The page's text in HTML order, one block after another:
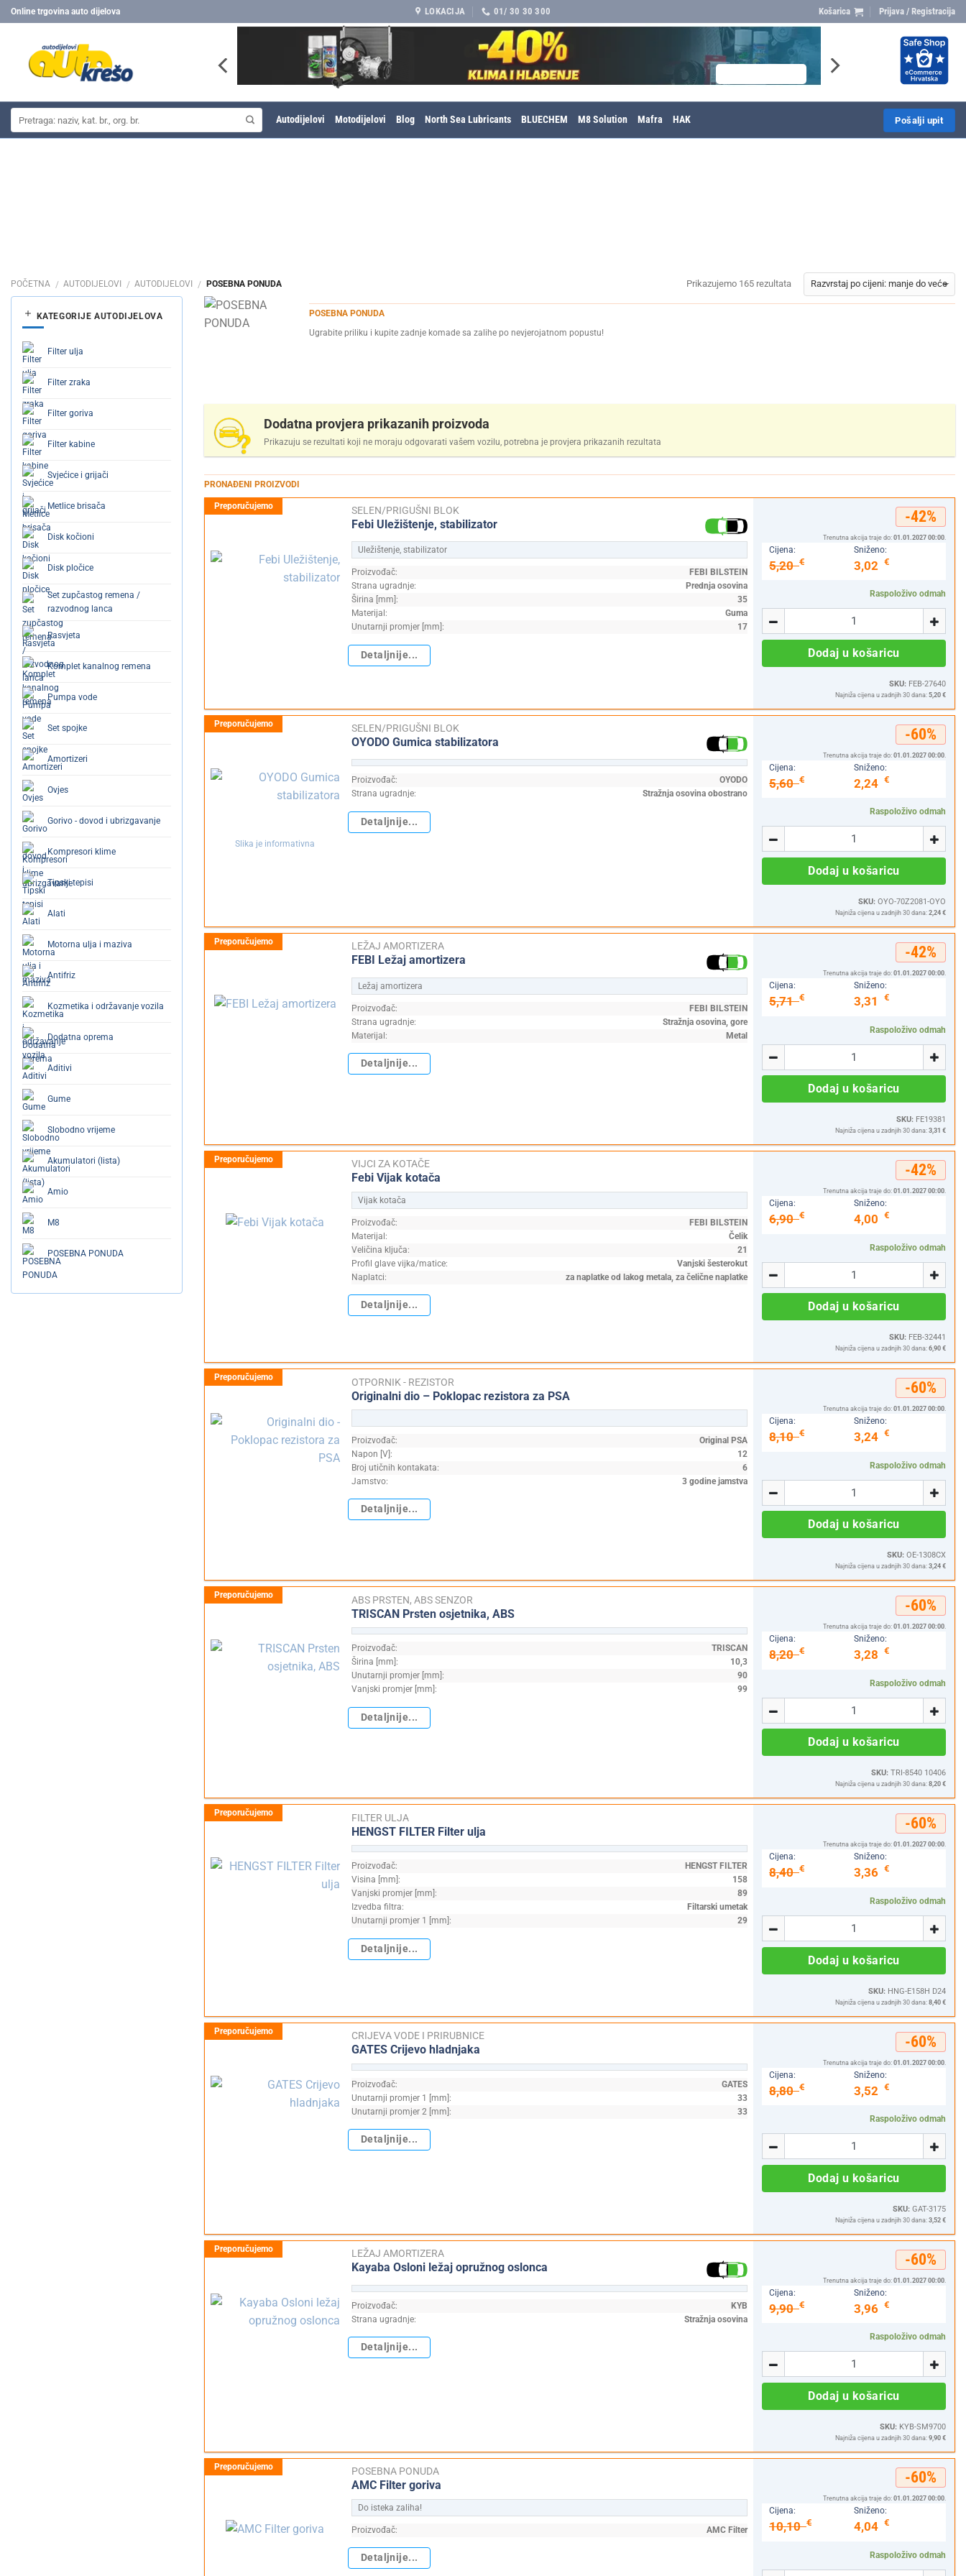
Skip
to
Online trgovina auto dijelova LOKACIJA 01/ 30 30 300 Košarica Prijava / Registracija
Autodijelovi Motodijelovi Blog North Sea Lubricants BLUECHEM M8 Solution Mafra HAK Pošalji upit
POČETNA / AUTODIJELOVI / AUTODIJELOVI / POSEBNA PONUDA Prikazujemo 165 rezultata
KATEGORIJE AUTODIJELOVA
Filter ulja
Filter zraka
Filter goriva
Filter kabine
Svjećice i grijači
Metlice brisača
Disk kočioni
Disk pločice
Set zupčastog remena /
razvodnog lanca
Rasvjeta
Komplet kanalnog remena
Pumpa vode
Set spojke
Amortizeri
Ovjes
Gorivo - dovod i ubrizgavanje
Kompresori klime
Tipski tepisi
Alati
Motorna ulja i maziva
Antifriz
Kozmetika i održavanje vozila
Dodatna oprema
Aditivi
Gume
Slobodno vrijeme
Akumulatori (lista)
Amio
M8
POSEBNA PONUDA
POSEBNA PONUDA
Ugrabite priliku i kupite zadnje komade sa zalihe po nevjerojatnom popustu!
Dodatna provjera prikazanih proizvoda
Prikazuju se rezultati koji ne moraju odgovarati vašem vozilu, potrebna je provjera prikazanih rezultata
PRONAĐENI PROIZVODI
SELEN/PRIGUŠNI BLOK
Febi Uležištenje, stabilizator
Uležištenje, stabilizator
Proizvođač:
FEBI BILSTEIN
Strana ugradnje:
Prednja osovina
Širina [mm]:
35
Materijal:
Guma
Unutarnji promjer [mm]:
17
Detaljnije...
-42%
Trenutna akcija traje do: 01.01.2027 00:00.
Cijena:
5,20€
Sniženo:
3,02 €
Raspoloživo odmah
-
Količina
+
Dodaj u košaricu
SKU:FEB-27640
Najniža cijena u zadnjih 30 dana: 5,20 €
Slika je informativna
SELEN/PRIGUŠNI BLOK
OYODO Gumica stabilizatora
Proizvođač:
OYODO
Strana ugradnje:
Stražnja osovina obostrano
Detaljnije...
-60%
Trenutna akcija traje do: 01.01.2027 00:00.
Cijena:
5,60€
Sniženo:
2,24 €
Raspoloživo odmah
-
Količina
+
Dodaj u košaricu
SKU:OYO-70Z2081-OYO
Najniža cijena u zadnjih 30 dana: 2,24 €
LEŽAJ AMORTIZERA
FEBI Ležaj amortizera
Ležaj amortizera
Proizvođač:
FEBI BILSTEIN
Strana ugradnje:
Stražnja osovina, gore
Materijal:
Metal
Detaljnije...
-42%
Trenutna akcija traje do: 01.01.2027 00:00.
Cijena:
5,71€
Sniženo:
3,31 €
Raspoloživo odmah
-
Količina
+
Dodaj u košaricu
SKU:FE19381
Najniža cijena u zadnjih 30 dana: 3,31 €
VIJCI ZA KOTAČE
Febi Vijak kotača
Vijak kotača
Proizvođač:
FEBI BILSTEIN
Materijal:
Čelik
Veličina ključa:
21
Profil glave vijka/matice:
Vanjski šesterokut
Naplatci:
za naplatke od lakog metala, za čelične naplatke
Detaljnije...
-42%
Trenutna akcija traje do: 01.01.2027 00:00.
Cijena:
6,90€
Sniženo:
4,00 €
Raspoloživo odmah
-
Količina
+
Dodaj u košaricu
SKU:FEB-32441
Najniža cijena u zadnjih 30 dana: 6,90 €
OTPORNIK - REZISTOR
Originalni dio – Poklopac rezistora za PSA
Proizvođač:
Original PSA
Napon [V]:
12
Broj utičnih kontakata:
6
Jamstvo:
3 godine jamstva
Detaljnije...
-60%
Trenutna akcija traje do: 01.01.2027 00:00.
Cijena:
8,10€
Sniženo:
3,24 €
Raspoloživo odmah
-
Količina
+
Dodaj u košaricu
SKU:OE-1308CX
Najniža cijena u zadnjih 30 dana: 3,24 €
ABS PRSTEN, ABS SENZOR
TRISCAN Prsten osjetnika, ABS
Proizvođač:
TRISCAN
Širina [mm]:
10,3
Unutarnji promjer [mm]:
90
Vanjski promjer [mm]:
99
Detaljnije...
-60%
Trenutna akcija traje do: 01.01.2027 00:00.
Cijena:
8,20€
Sniženo:
3,28 €
Raspoloživo odmah
-
Količina
+
Dodaj u košaricu
SKU:TRI-8540 10406
Najniža cijena u zadnjih 30 dana: 8,20 €
FILTER ULJA
HENGST FILTER Filter ulja
Proizvođač:
HENGST FILTER
Visina [mm]:
158
Vanjski promjer [mm]:
89
Izvedba filtra:
Filtarski umetak
Unutarnji promjer 1 [mm]:
29
Detaljnije...
-60%
Trenutna akcija traje do: 01.01.2027 00:00.
Cijena:
8,40€
Sniženo:
3,36 €
Raspoloživo odmah
-
Količina
+
Dodaj u košaricu
SKU:HNG-E158H D24
Najniža cijena u zadnjih 30 dana: 8,40 €
CRIJEVA VODE I PRIRUBNICE
GATES Crijevo hladnjaka
Proizvođač:
GATES
Unutarnji promjer 1 [mm]:
33
Unutarnji promjer 2 [mm]:
33
Detaljnije...
-60%
Trenutna akcija traje do: 01.01.2027 00:00.
Cijena:
8,80€
Sniženo:
3,52 €
Raspoloživo odmah
-
Količina
+
Dodaj u košaricu
SKU:GAT-3175
Najniža cijena u zadnjih 30 dana: 3,52 €
LEŽAJ AMORTIZERA
Kayaba Osloni ležaj opružnog oslonca
Proizvođač:
KYB
Strana ugradnje:
Stražnja osovina
Detaljnije...
-60%
Trenutna akcija traje do: 01.01.2027 00:00.
Cijena:
9,90€
Sniženo:
3,96 €
Raspoloživo odmah
-
Količina
+
Dodaj u košaricu
SKU:KYB-SM9700
Najniža cijena u zadnjih 30 dana: 9,90 €
POSEBNA PONUDA
AMC Filter goriva
Do isteka zaliha!
Proizvođač: AMC Filter
Detaljnije...
-60%
Trenutna akcija traje do: 01.01.2027 00:00.
Cijena:
10,10€
Sniženo:
4,04 €
Raspoloživo odmah
Količina